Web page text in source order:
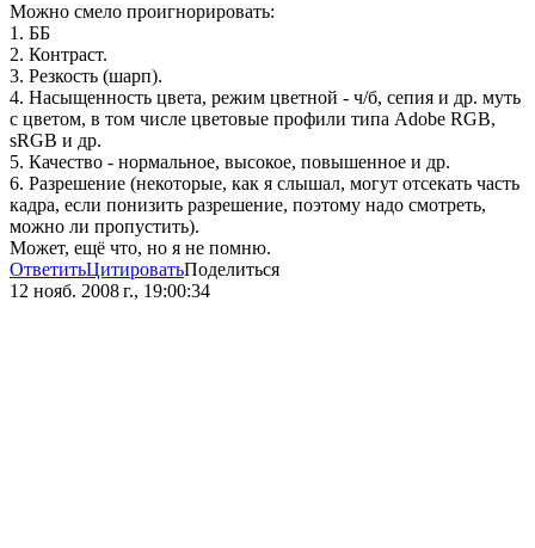
Можно смело проигнорировать:
1. ББ
2. Контраст.
3. Резкость (шарп).
4. Насыщенность цвета, режим цветной - ч/б, сепия и др. муть
с цветом, в том числе цветовые профили типа Adobe RGB,
sRGB и др.
5. Качество - нормальное, высокое, повышенное и др.
6. Разрешение (некоторые, как я слышал, могут отсекать часть
кадра, если понизить разрешение, поэтому надо смотреть,
можно ли пропустить).
Может, ещё что, но я не помню.
ОтветитьЦитироватьПоделиться
12 нояб. 2008 г., 19:00:34